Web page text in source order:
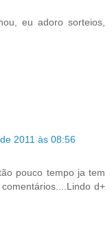
eu adoro sorteios,
2011 às 08:56
pouco tempo ja tem
d+